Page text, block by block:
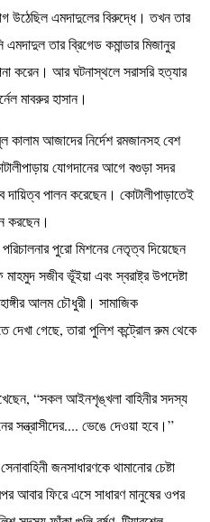
উঠেছিল এমদাদুলের বিরুদ্ধে। তখন তার
তার ব্রিগেড কমান্ডার মিজানুর
করেন। আর ঘটনাস্থলে সরাসরি হত্যার
মাবরুর হাসান।
কালাম আজাদের নির্দেশ রমজানসহ বেশ
যোগদানের আগে বগুড়া সদর
দায়িত্ব পালন করেছেন। কোটালীপাড়াতেই
করছেন।
পুরো মিশনের নেতৃত্ব দিয়েছেন
সজীব ভূঁইয়া এবং স্বরাষ্ট্র উপদেষ্টা
আলম চৌধুরী। সামাজিক
দেখা গেছে, তারা পুলিশ কন্ট্রোল রুম থেকে
“সকল আইনশৃঙ্খলা বাহিনীর সদস্য
সন্ত্রাসীদের.... ভেঙে দেওয়া হবে।”
জনসাধারণকে থামানোর চেষ্টা
আবার ফিরে এসে সাধারণ মানুষের ওপর